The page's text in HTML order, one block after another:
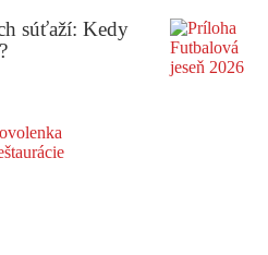
súťaží: Kedy